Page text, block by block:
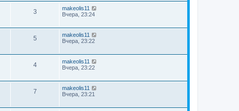
3
makeolis11
Вчера, 23:24
5
makeolis11
Вчера, 23:22
4
makeolis11
Вчера, 23:22
7
makeolis11
Вчера, 23:21